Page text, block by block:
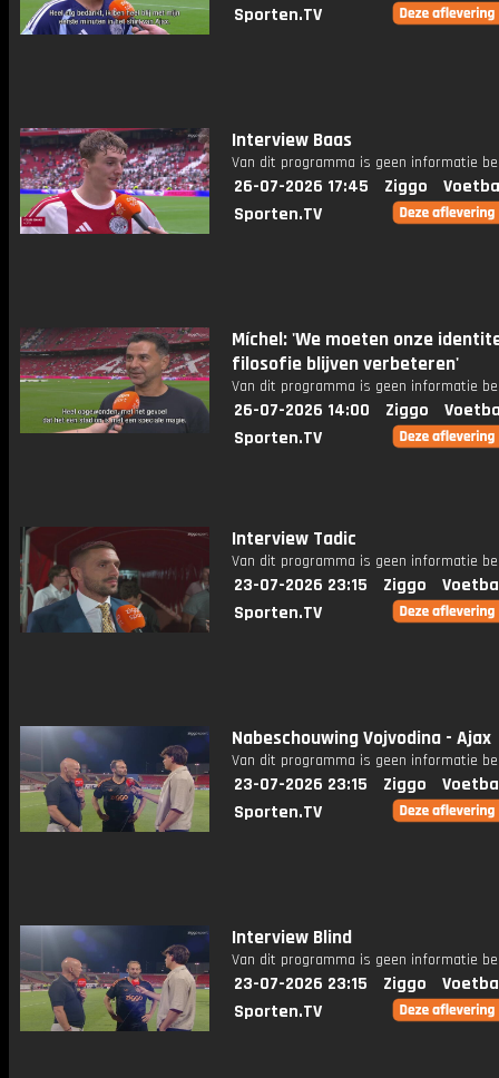
Sporten.TV
Interview Baas
Van dit programma is geen informatie
26-07-2026 17:45 Ziggo
Sporten.TV
Míchel: 'We moeten onze
filosofie blijven verbeteren'
Van dit programma is geen informatie
26-07-2026 14:00 Ziggo
Sporten.TV
Interview Tadic
Van dit programma is geen informatie
23-07-2026 23:15 Ziggo
Sporten.TV
Nabeschouwing Vojvodina - Ajax
Van dit programma is geen informatie
23-07-2026 23:15 Ziggo
Sporten.TV
Interview Blind
Van dit programma is geen informatie
23-07-2026 23:15 Ziggo
Sporten.TV